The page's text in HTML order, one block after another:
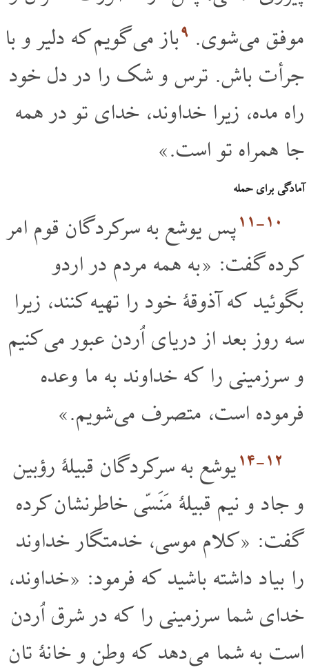
موفق می شوی. ۹باز می گویم که دلیر و با
جرأت باش. ترس و شک را در دل خود
راه مده، زیرا خداوند، خدای تو در همه
جا همراه تو است.»
آمادگی برای حمله
۱۰‏-۱۱
پس یوشع به سرکردگان قوم امر
کرده گفت: «به همه مردم در اردو
بگوئید که آذوقۀ خود را تهیه کنند، زیرا
سه روز بعد از دریای اُردن عبور می کنیم
و سرزمینی را که خداوند به ما وعده
فرموده است، متصرف می شویم.»
۱۲‏-۱۴
یوشع به سرکردگان قبیلۀ رؤبین
و جاد و نیم قبیلۀ مَنَسّی خاطرنشان کرده
گفت: «کلام موسی، خدمتگار خداوند
را بیاد داشته باشید که فرمود: «خداوند،
خدای شما سرزمینی را که در شرق اُردن
است به شما می دهد که وطن و خانۀ تان